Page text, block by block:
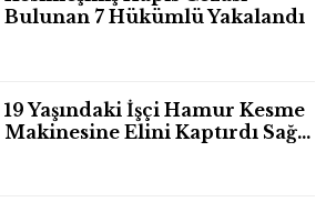
Bulunan 7 Hükümlü Yakalandı
19 Yaşındaki İşçi Hamur Kesme
Makinesine Elini Kaptırdı Sağ